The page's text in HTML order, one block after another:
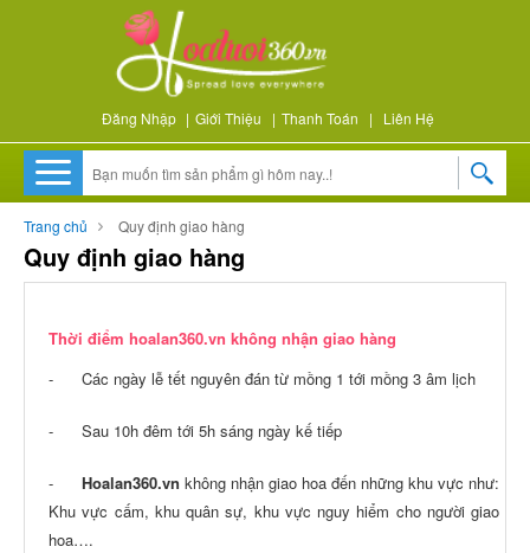
Đăng Nhập | Giới Thiệu | Thanh Toán | Liên Hệ
Trang chủ Quy định giao hàng
Quy định giao hàng
Thời điểm hoalan360.vn không nhận giao hàng
- Các ngày lễ tết nguyên đán từ mồng 1 tới mồng 3 âm lịch
- Sau 10h đêm tới 5h sáng ngày kế tiếp
- Hoalan360.vn không nhận giao hoa đến những khu vực như:
Khu vực cấm, khu quân sự, khu vực nguy hiểm cho người giao
hoa….